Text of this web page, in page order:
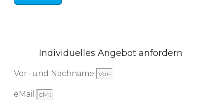
Individuelles Angebot anfordern
Vor- und Nachname
eMail